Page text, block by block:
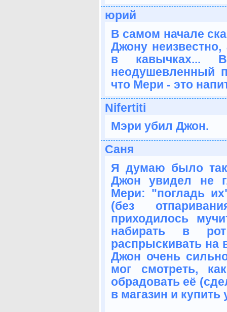
юрий
В самом начале
Джону
в кавычках...
неодушевленный
что Мери - это
Nifertiti
Мэри убил Джон.
Саня
Я думаю было
Джон увидел не
Мери: "погладь
(без
приходилось
набирать в
распрыскивать на
Джон очень
мог смотреть,
обрадовать её
в магазин и